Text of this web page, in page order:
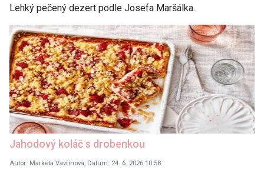
Lehký pečený dezert podle Josefa Maršálka.
Jahodový koláč s drobenkou
Autor: Markéta Vavřinová, Datum: 24. 6. 2026 10:58